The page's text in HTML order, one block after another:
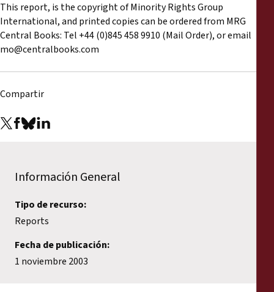
Sala de prensa
Apóyenos
Noticias
Comunicados de prensa
Materiales de capacitación
Declaraciones
Informes anuales
This report, is the copyright of Minority Rights Group
International, and printed copies can be ordered from MRG
Central Books: Tel +44 (0)845 458 9910 (Mail Order), or email
mo@centralbooks.com
Compartir
Información General
Tipo de recurso:
Reports
Fecha de publicación:
1 noviembre 2003